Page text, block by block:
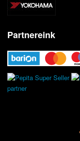
Partnereink
partner